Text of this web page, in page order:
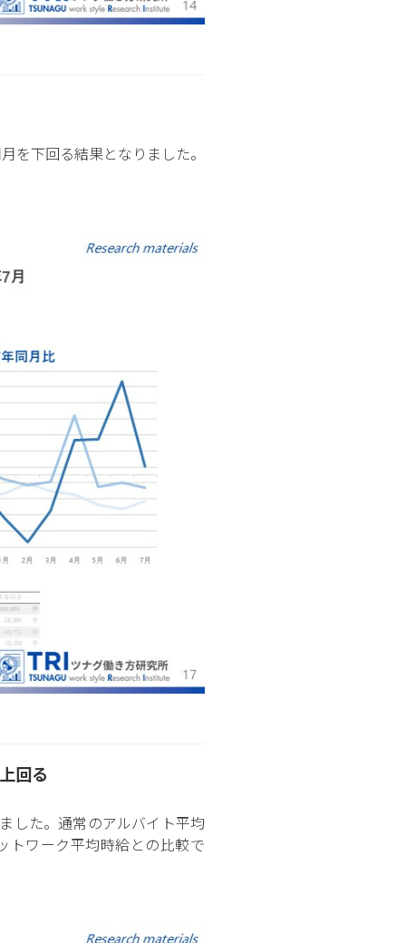
を下回る結果となりました。
回る
した。通常のアルバイト平均
ワーク平均時給との比較で